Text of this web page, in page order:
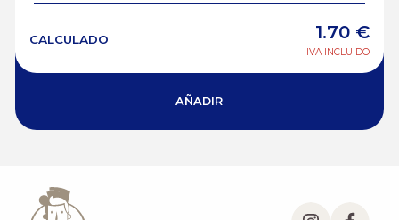
CALCULADO 1.70 €
IVA INCLUIDO
AÑADIR